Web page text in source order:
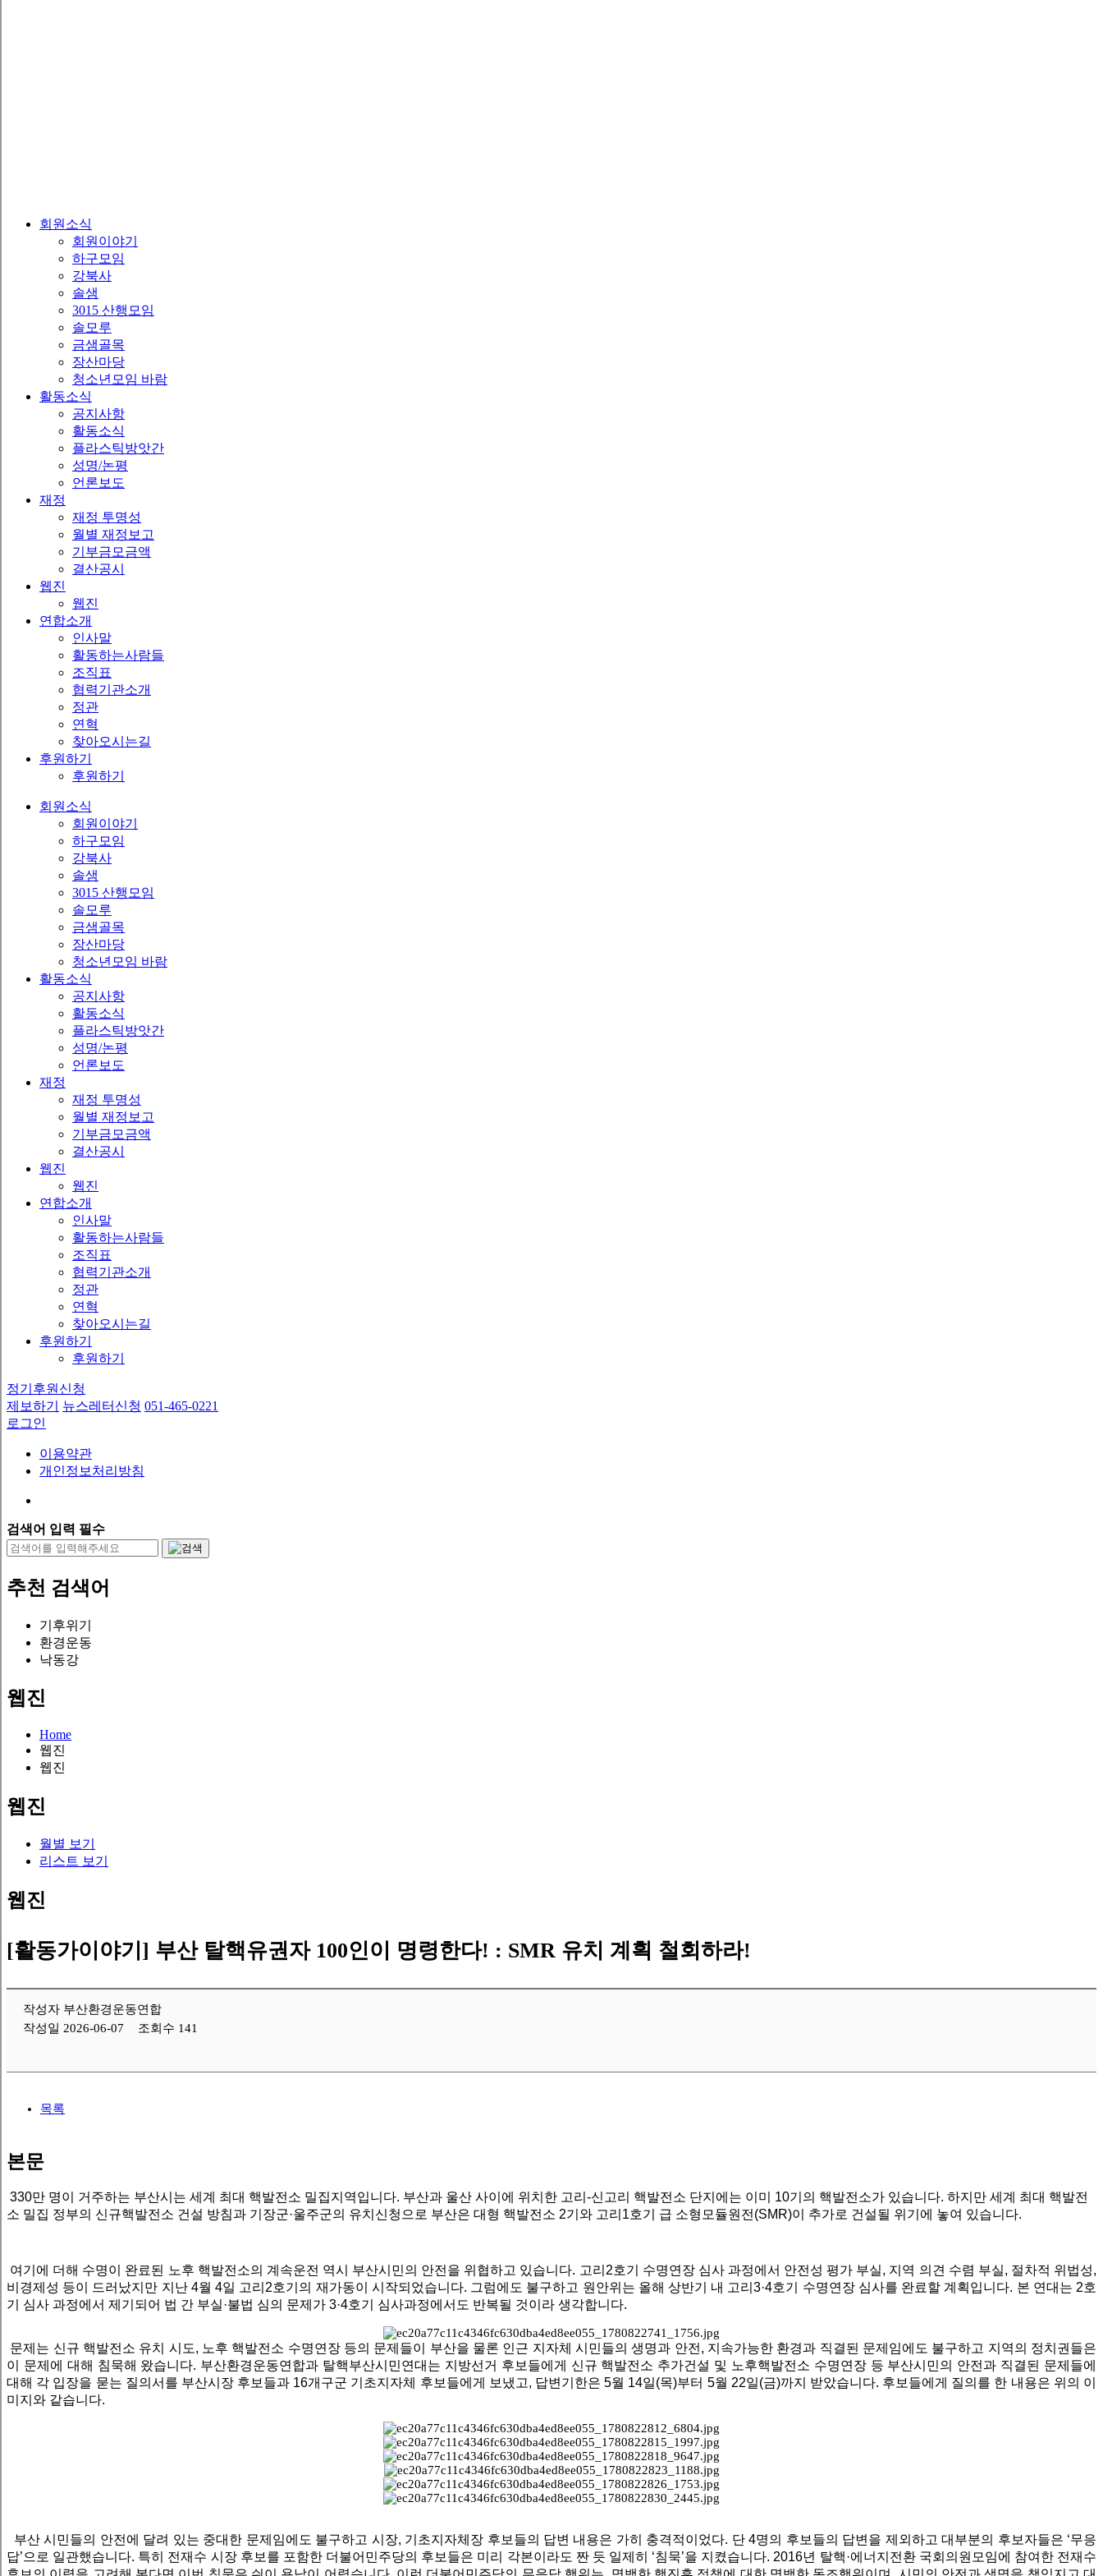
회원소식
회원이야기
하구모임
강북사
솔샘
3015 산행모임
솔모루
금샘골목
장산마당
청소년모임 바람
활동소식
공지사항
활동소식
플라스틱방앗간
성명/논평
언론보도
재정
재정 투명성
월별 재정보고
기부금모금액
결산공시
웹진
웹진
연합소개
인사말
활동하는사람들
조직표
협력기관소개
정관
연혁
찾아오시는길
후원하기
후원하기
회원소식
회원이야기
하구모임
강북사
솔샘
3015 산행모임
솔모루
금샘골목
장산마당
청소년모임 바람
활동소식
공지사항
활동소식
플라스틱방앗간
성명/논평
언론보도
재정
재정 투명성
월별 재정보고
기부금모금액
결산공시
웹진
웹진
연합소개
인사말
활동하는사람들
조직표
협력기관소개
정관
연혁
찾아오시는길
후원하기
후원하기
정기후원신청
제보하기
뉴스레터신청 051-465-0221
로그인
이용약관
개인정보처리방침
검색어 입력 필수
추천 검색어
기후위기
환경운동
낙동강
웹진
Home
웹진
웹진
웹진
월별 보기
리스트 보기
웹진
[활동가이야기] 부산 탈핵유권자 100인이 명령한다! : SMR 유치 계획 철회하라!
작성자 부산환경운동연합
작성일 2026-06-07
조회수 141
목록
본문
330만 명이 거주하는 부산시는 세계 최대 핵발전소 밀집지역입니다. 부산과 울산 사이에 위치한 고리-신고리 핵발전소 단지에는 이미 10기의 핵발전소가 있습니다. 하지만 세계 최대 핵발전
소 밀집 정부의 신규핵발전소 건설 방침과 기장군·울주군의 유치신청으로 부산은 대형 핵발전소 2기와 고리1호기 급 소형모듈원전(SMR)이 추가로 건설될 위기에 놓여 있습니다.
여기에 더해 수명이 완료된 노후 핵발전소의 계속운전 역시 부산시민의 안전을 위협하고 있습니다. 고리2호기 수명연장 심사 과정에서 안전성 평가 부실, 지역 의견 수렴 부실, 절차적 위법성,
비경제성 등이 드러났지만 지난 4월 4일 고리2호기의 재가동이 시작되었습니다. 그럼에도 불구하고 원안위는 올해 상반기 내 고리3·4호기 수명연장 심사를 완료할 계획입니다. 본 연대는 2호
기 심사 과정에서 제기되어 법 간 부실·불법 심의 문제가 3·4호기 심사과정에서도 반복될 것이라 생각합니다.
문제는 신규 핵발전소 유치 시도, 노후 핵발전소 수명연장 등의 문제들이 부산을 물론 인근 지자체 시민들의 생명과 안전, 지속가능한 환경과 직결된 문제임에도 불구하고 지역의 정치권들은
이 문제에 대해 침묵해 왔습니다. 부산환경운동연합과 탈핵부산시민연대는 지방선거 후보들에게 신규 핵발전소 추가건설 및 노후핵발전소 수명연장 등 부산시민의 안전과 직결된 문제들에
대해 각 입장을 묻는 질의서를 부산시장 후보들과 16개구군 기초지자체 후보들에게 보냈고, 답변기한은 5월 14일(목)부터 5월 22일(금)까지 받았습니다. 후보들에게 질의를 한 내용은 위의 이
미지와 같습니다.
부산 시민들의 안전에 달려 있는 중대한 문제임에도 불구하고 시장, 기초지자체장 후보들의 답변 내용은 가히 충격적이었다. 단 4명의 후보들의 답변을 제외하고 대부분의 후보자들은 ‘무응
답’으로 일관했습니다. 특히 전재수 시장 후보를 포함한 더불어민주당의 후보들은 미리 각본이라도 짠 듯 일제히 ‘침묵’을 지켰습니다. 2016년 탈핵·에너지전환 국회의원모임에 참여한 전재수